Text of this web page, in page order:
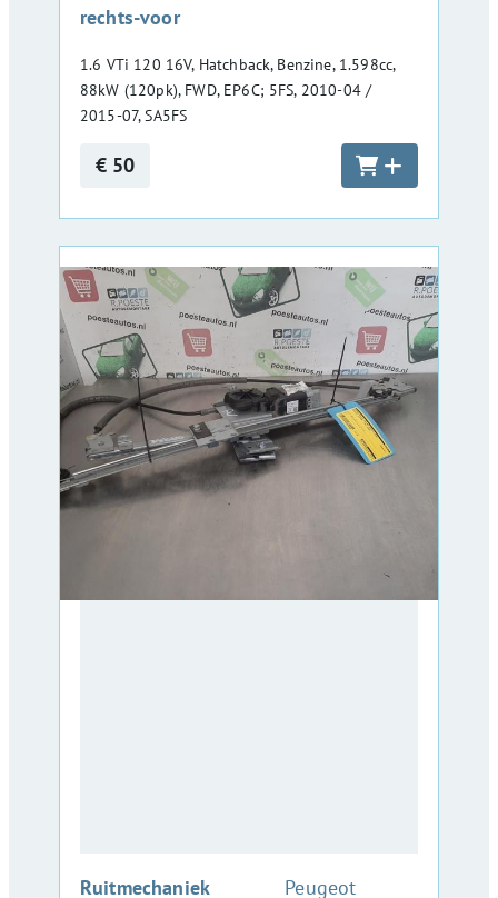
rechts-voor
1.6 VTi 120 16V, Hatchback, Benzine, 1.598cc,
88kW (120pk), FWD, EP6C; 5FS, 2010-04 /
2015-07, SA5FS
€ 50
Ruitmechaniek :Peugeot